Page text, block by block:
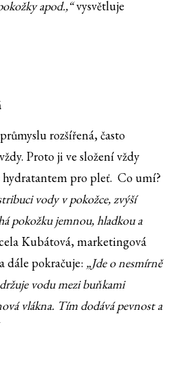
apod.,“vysvětluje
rozšířená, často
Proto ji ve složení vždy
hydratantem pro pleť. Co umí?
vody v pokožce, zvýší
pokožku jemnou, hladkou a
Kubátová, marketingová
dále pokračuje: „Jde o nesmírně
vodu mezi buňkami
vlákna. Tím dodává pevnost a